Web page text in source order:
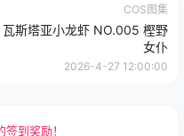
COS图集
瓦斯塔亚小龙虾 NO.005 樫野
女仆
2026-4-27 12:00:00
到奖励！